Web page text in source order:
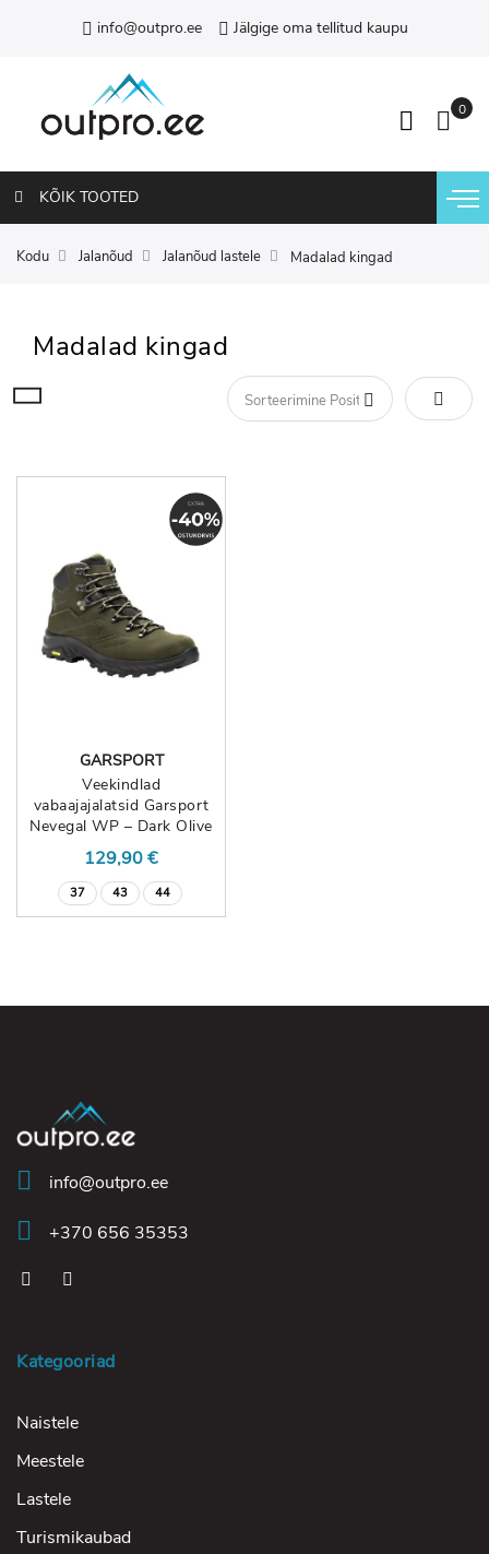
info@outpro.ee Jälgige oma tellitud kaupu
KÕIK TOOTED
Kodu Jalanõud Jalanõud lastele Madalad kingad
Madalad kingad
Määra
GARSPORT
Veekindlad
vabaajajalatsid Garsport
Nevegal WP – Dark Olive
129,90 €
37 43 44
info@outpro.ee
+370 656 35353
Kategooriad
Naistele
Meestele
Lastele
Turismikaubad